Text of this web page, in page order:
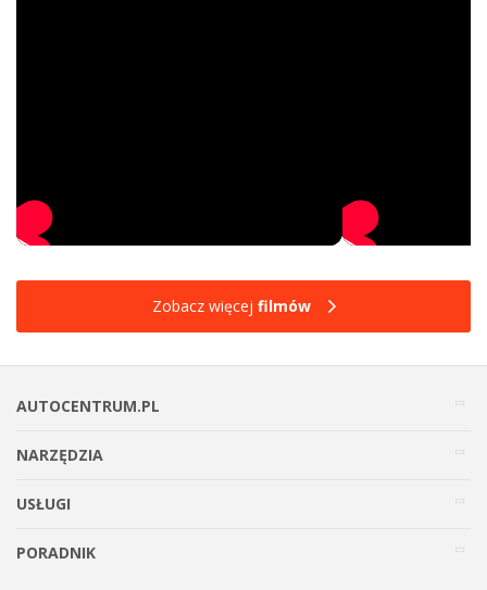
Zobacz więcej filmów
AUTOCENTRUM.PL
NARZĘDZIA
USŁUGI
PORADNIK